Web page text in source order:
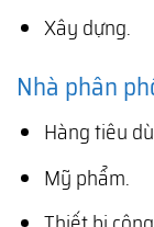
Xây dựng.
Nhà phân
Hàng tiêu
Mỹ phẩm.